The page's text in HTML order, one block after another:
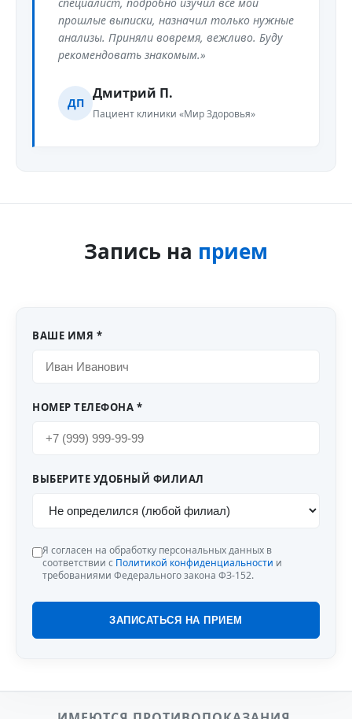
прошлые выписки, назначил только нужные
анализы. Приняли вовремя, вежливо. Буду
рекомендовать знакомым.»
ДП
Дмитрий П.
Пациент клиники «Мир Здоровья»
Запись на прием
ВАШЕ ИМЯ *
НОМЕР ТЕЛЕФОНА *
ВЫБЕРИТЕ УДОБНЫЙ ФИЛИАЛ
Я согласен на обработку персональных данных в
соответствии с Политикой конфиденциальности и
требованиями Федерального закона ФЗ-152.
ЗАПИСАТЬСЯ НА ПРИЕМ